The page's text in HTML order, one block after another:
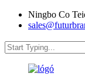
Ningbo Co